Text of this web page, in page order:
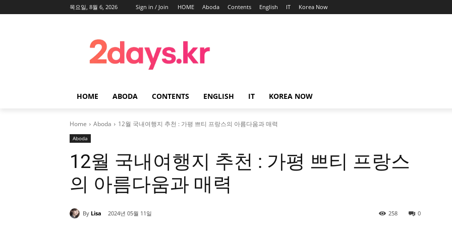
목요일, 8월 6, 2026 Sign in / Join HOME Aboda Contents English IT Korea Now
HOME ABODA CONTENTS ENGLISH IT KOREA NOW
Home Aboda 12월 국내여행지 추천 : 가평 쁘티 프랑스의 아름다움과 매력
Aboda
12월 국내여행지 추천 : 가평 쁘티 프랑스
의 아름다움과 매력
By Lisa 2024년 05월 11일 0
258